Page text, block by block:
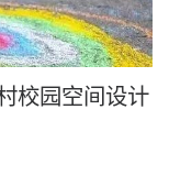
校园空间设计